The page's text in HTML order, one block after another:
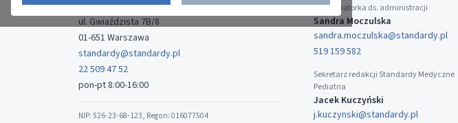
Media-Press Sp. z o.o.
ul. Gwiaździsta 7B/8
01-651 Warszawa
standardy@standardy.pl
22 509 47 52
pon-pt 8:00-16:00
NIP: 526-23-68-123, Regon: 016077504
Koordynatorka ds. administracji
Sandra Moczulska
sandra.moczulska@standardy.pl
519 159 582
Sekretarz redakcji Standardy Medyczne
Pediatria
Jacek Kuczyński
j.kuczynski@standardy.pl